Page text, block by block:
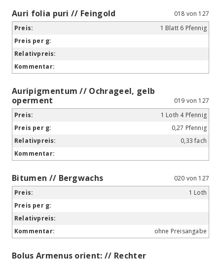
Auri folia puri // Feingold
018 von 127
1 Blatt 6 Pfennig
Auripigmentum // Ochrageel, gelb
operment
019 von 127
1 Loth 4 Pfennig
0,27 Pfennig
0,33 fach
Bitumen // Bergwachs
020 von 127
1 Loth
ohne Preisangabe
Bolus Armenus orient: // Rechter